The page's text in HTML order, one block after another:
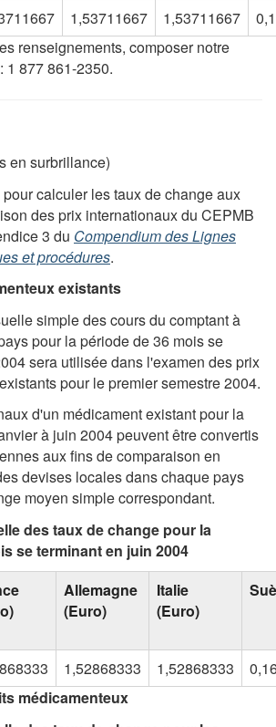
1,53711667 1,53711667
renseignements, composer notre
1 877 861-2350.
en surbrillance)
calculer les taux de change aux
des prix internationaux du CEPMB
3 du Compendium des Lignes
et procédures.
existants
simple des cours du comptant à
pour la période de 36 mois se
sera utilisée dans l'examen des prix
pour le premier semestre 2004.
d'un médicament existant pour la
à juin 2004 peuvent être convertis
aux fins de comparaison en
devises locales dans chaque pays
moyen simple correspondant.
des taux de change pour la
se terminant en juin 2004
Allemagne
(Euro)
Italie
(Euro)
1,52868333 1,52868333
médicamenteux